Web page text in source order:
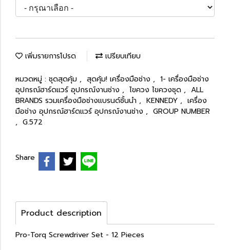
เพิ่มรายการโปรด เปรียบเทียบ
หมวดหมู่ : ชุดสุดคุ้ม , สุดคุ้ม! เครื่องมือช่าง , 1- เครื่องมือช่าง
อุปกรณ์ฮาร์ดแวร์ อุปกรณ์งานช่าง , ไขควง ไขควงชุด , ALL
BRANDS รวมเครื่องมือช่างแบรนด์ชั้นนำ , KENNEDY , เครื่อง
มือช่าง อุปกรณ์ฮาร์ดแวร์ อุปกรณ์งานช่าง , GROUP NUMBER
, G.572
Share
Product description
Pro-Torq Screwdriver Set - 12 Pieces